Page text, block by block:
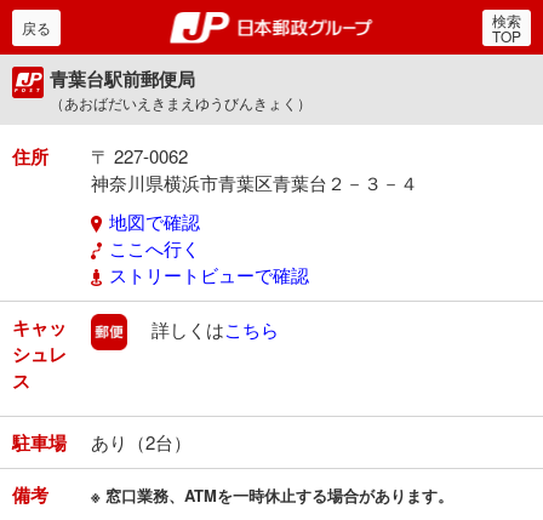
郵便局・日本郵政グルー
戻る 検索
TOP
青葉台駅前郵便局
（あおばだいえきまえゆうびんきょく）
住所
〒 227-0062
神奈川県横浜市青葉区青葉台２－３－４
地図で確認
ここへ行く
ストリートビューで確認
キャッ
シュレ
ス
郵便
詳しくはこちら
駐車場 あり（2台）
備考 ※ 窓口業務、ATMを一時休止する場合があります。